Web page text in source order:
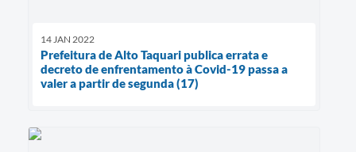
14 JAN 2022
Prefeitura de Alto Taquari publica errata e
decreto de enfrentamento à Covid-19 passa a
valer a partir de segunda (17)